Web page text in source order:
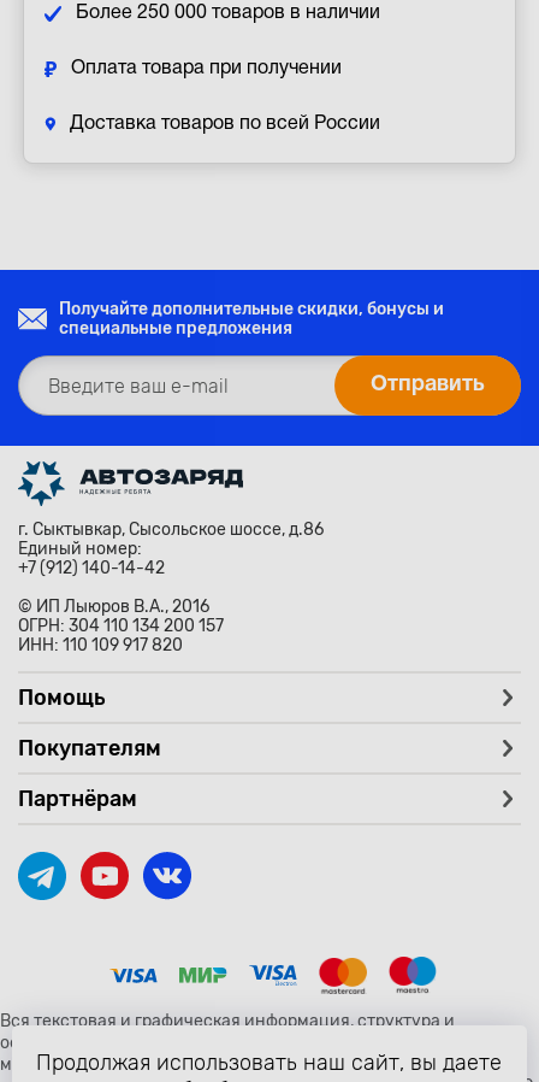
Более 250 000 товаров в наличии
Оплата товара при получении
Доставка товаров по всей России
Получайте дополнительные скидки, бонусы и
специальные предложения
г. Сыктывкар, Сысольское шоссе, д.86
Единый номер:
+7 (912) 140-14-42
© ИП Лыюров В.А., 2016
ОГРН: 304 110 134 200 157
ИНН: 110 109 917 820
Помощь
Покупателям
Партнёрам
Вся текстовая и графическая информация, структура и
оформление страницы avtozaryad.ru защищены российскими и
международными законами и соглашениями об охране
Продолжая использовать наш сайт, вы даете